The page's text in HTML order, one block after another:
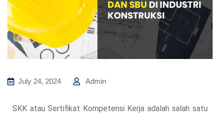
July 24, 2024 Admin
SKK atau Sertifikat Kompetensi Kerja adalah salah satu